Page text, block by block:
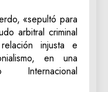
«sepultó para
arbitral criminal
injusta e
en una